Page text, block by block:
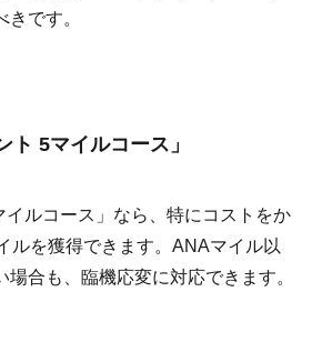
です。
ト 5マイルコース」
イルコース」なら、特にコストをか
ルを獲得できます。ANAマイル以
合も、臨機応変に対応できます。